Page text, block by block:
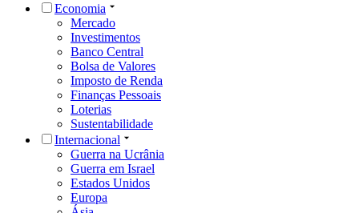
Economia
Mercado
Investimentos
Banco Central
Bolsa de Valores
Imposto de Renda
Finanças Pessoais
Loterias
Sustentabilidade
Internacional
Guerra na Ucrânia
Guerra em Israel
Estados Unidos
Europa